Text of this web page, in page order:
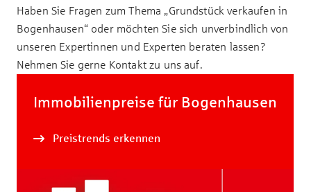
Haben Sie Fragen zum Thema „Grundstück verkaufen in
Bogenhausen“ oder möchten Sie sich unverbindlich von
unseren Expertinnen und Experten beraten lassen?
Nehmen Sie gerne Kontakt zu uns auf.
Immobilienpreise für Bogenhausen
Preistrends erkennen